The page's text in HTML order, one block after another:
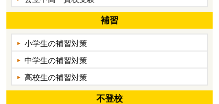
補習
小学生の補習対策
中学生の補習対策
高校生の補習対策
不登校